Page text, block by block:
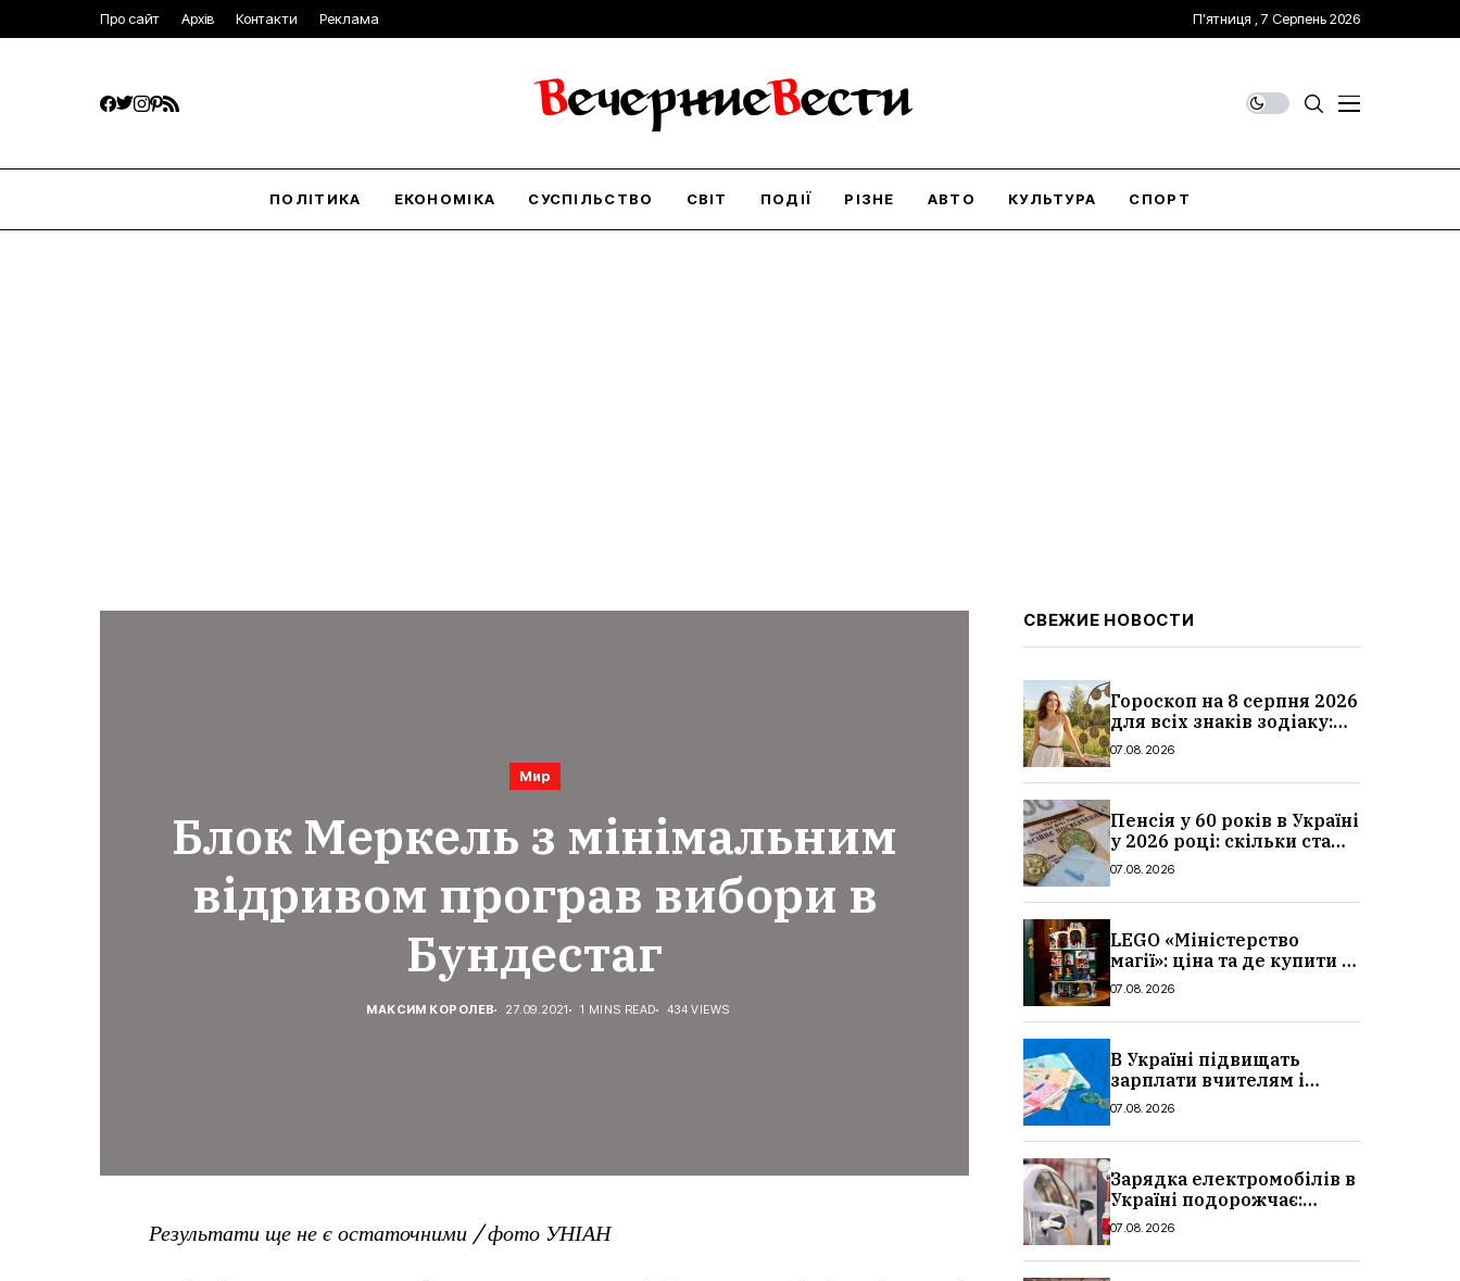
Про сайт Архів Контакти Реклама П’ятниця , 7 Серпень 2026
ПОЛІТИКА ЕКОНОМІКА СУСПІЛЬСТВО СВІТ ПОДІЇ РІЗНЕ АВТО КУЛЬТУРА СПОРТ
Мир
Блок Меркель з мінімальним
відривом програв вибори в
Бундестаг
МАКСИМ КОРОЛЕВ 27.09.2021 1 MINS READ 434 VIEWS
Результати ще не є остаточними / фото УНІАН
СВЕЖИЕ НОВОСТИ
Гороскоп на 8 серпня 2026
для всіх знаків зодіаку:
кохання, гроші та справи
07.08.2026
Пенсія у 60 років в Україні
у 2026 році: скільки стажу
потрібно, умови, кому
07.08.2026
LEGO «Міністерство
магії»: ціна та де купити в
Україні
07.08.2026
В Україні підвищать
зарплати вчителям і
стипендії студентам з 1
суми, розмір
07.08.2026
Зарядка електромобілів в
Україні подорожчає:
причина і нові ціни з
07.08.2026